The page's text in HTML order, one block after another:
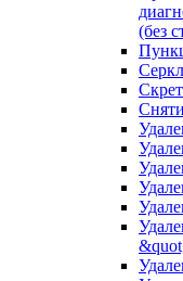
(без